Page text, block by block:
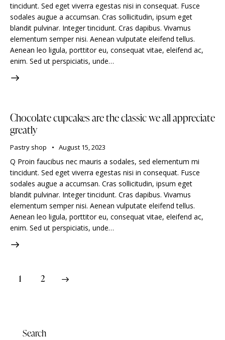
tincidunt. Sed eget viverra egestas nisi in consequat. Fusce
sodales augue a accumsan. Cras sollicitudin, ipsum eget
blandit pulvinar. Integer tincidunt. Cras dapibus. Vivamus
elementum semper nisi. Aenean vulputate eleifend tellus.
Aenean leo ligula, porttitor eu, consequat vitae, eleifend ac,
enim. Sed ut perspiciatis, unde…
Chocolate cupcakes are the classic we all appreciate
greatly
Pastry shop August 15, 2023
Q Proin faucibus nec mauris a sodales, sed elementum mi
tincidunt. Sed eget viverra egestas nisi in consequat. Fusce
sodales augue a accumsan. Cras sollicitudin, ipsum eget
blandit pulvinar. Integer tincidunt. Cras dapibus. Vivamus
elementum semper nisi. Aenean vulputate eleifend tellus.
Aenean leo ligula, porttitor eu, consequat vitae, eleifend ac,
enim. Sed ut perspiciatis, unde…
1 2
Search